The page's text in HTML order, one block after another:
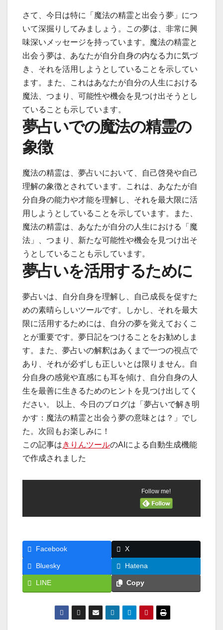
さて、今日は特に「魔法の精霊と出会う夢」につ
いて深掘りしてみましょう。この夢は、非常に興
味深いメッセージを持っています。魔法の精霊と
出会う夢は、あなたが自分自身の内なる力に気づ
き、それを活用しようとしていることを示してい
ます。また、これはあなたが自分の人生における
魔法、つまり、可能性や機会を見つけ出そうとし
ていることも示しています。
夢占いでの魔法の精霊の
象徴
魔法の精霊は、夢占いにおいて、自己啓発や自己
理解の象徴とされています。これは、あなたが自
分自身の能力や才能を理解し、それを最大限に活
用しようとしていることを示しています。また、
魔法の精霊は、あなたが自分の人生における「魔
法」、つまり、新たな可能性や機会を見つけ出そ
うとしていることも示しています。
夢占いを活用するために
夢占いは、自分自身を理解し、自己成長を促すた
めの素晴らしいツールです。しかし、それを最大
限に活用するためには、自分の夢を覚えておくこ
とが重要です。夢日記をつけることをお勧めしま
す。また、夢占いの解釈はあくまで一つの視点で
あり、それが必ずしも正しいとは限りません。自
分自身の感覚や直感にも耳を傾け、自分自身の人
生を最善に生きるためのヒントを見つけ出してく
ださい。 以上、今日のブログは「夢占いで解き明
かす：魔法の精霊と出会う夢の意味とは？」でし
た。次回もお楽しみに！
この記事はきりんツールのAIによる自動生成機能
で作成されました
Follow me!
Facebook X
Bluesky Hatena
LINE Copy